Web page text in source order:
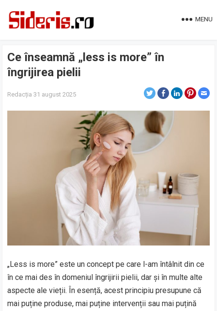
MENU
Ce înseamnă „less is more” în
îngrijirea pielii
Redacția 31 august 2025
„Less is more” este un concept pe care l-am întâlnit din ce
în ce mai des în domeniul îngrijirii pielii, dar și în multe alte
aspecte ale vieții. În esență, acest principiu presupune că
mai puține produse, mai puține intervenții sau mai puțină